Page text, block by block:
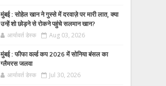
मुंबई : सोहेल खान ने गुस्से में दरवाज़े पर मारी लात, क्या
उन्हें शो छोड़ने से रोकने पहुंचे सलमान खान?
आर्यावर्त डेस्क Aug 03, 2026
मुंबई : फीफा वर्ल्ड कप 2026 में सोनिया बंसल का
ग्लैमरस जलवा
आर्यावर्त डेस्क Jul 30, 2026